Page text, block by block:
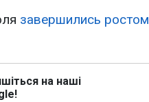
завершились ростом
на наші